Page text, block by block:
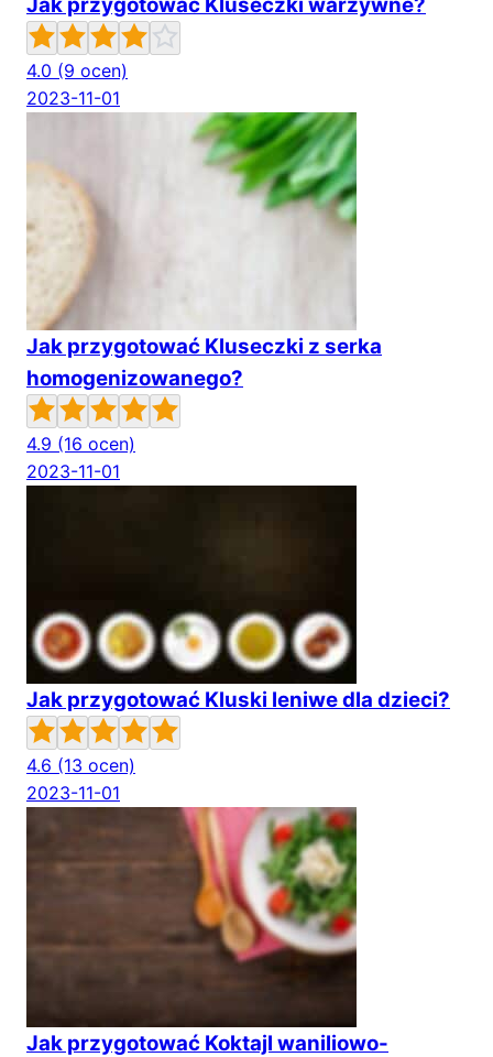
4.0 (9 ocen)
2023-11-01
Jak przygotować Kluseczki z serka
homogenizowanego?
4.9 (16 ocen)
2023-11-01
Jak przygotować Kluski leniwe dla dzieci?
4.6 (13 ocen)
2023-11-01
Jak przygotować Koktajl waniliowo-